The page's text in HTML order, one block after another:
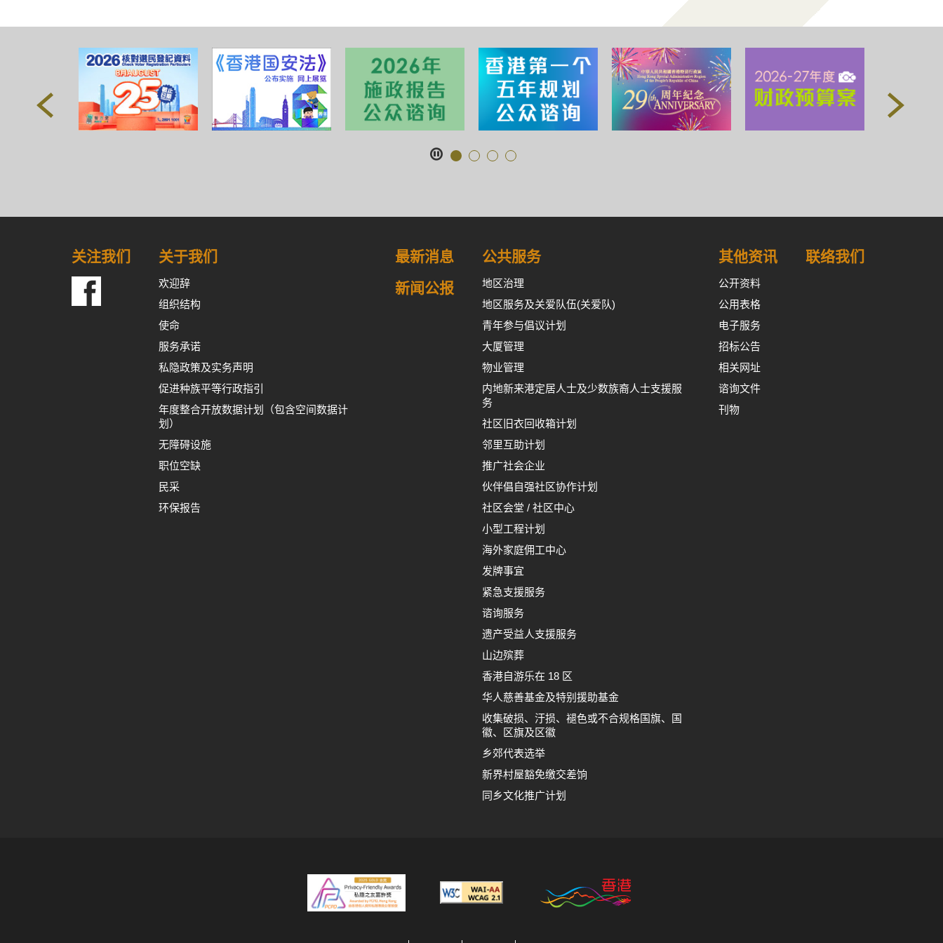
关注我们 关于我们
欢迎辞
组织结构
使命
服务承诺
私隐政策及实务声明
促进种族平等行政指引
年度整合开放数据计划（包含空间数据计
划）
无障碍设施
职位空缺
民采
环保报告
最新消息
新闻公报
公共服务
地区治理
地区服务及关爱队伍(关爱队)
青年参与倡议计划
大厦管理
物业管理
内地新来港定居人士及少数族裔人士支援服
务
社区旧衣回收箱计划
邻里互助计划
推广社会企业
伙伴倡自强社区协作计划
社区会堂 / 社区中心
小型工程计划
海外家庭佣工中心
发牌事宜
紧急支援服务
谘询服务
遗产受益人支援服务
山边殡葬
香港自游乐在 18 区
华人慈善基金及特别援助基金
收集破损、汙损、褪色或不合规格国旗、国
徽、区旗及区徽
乡郊代表选举
新界村屋豁免缴交差饷
同乡文化推广计划
其他资讯
公开资料
公用表格
电子服务
招标公告
相关网址
谘询文件
刊物
联络我们